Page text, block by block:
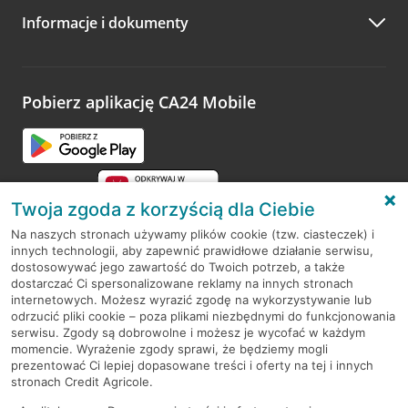
Zachęcamy do podzielenia się z nami opinią o wizycie.
opinie.
Informacje i dokumenty
Pobierz aplikację CA24 Mobile
RODO
Regulamin serwisu
Mapa serwisu
PolitykaCookies
Twoja zgoda z korzyścią dla Ciebie
Na naszych stronach używamy plików cookie (tzw. ciasteczek) i
innych technologii, aby zapewnić prawidłowe działanie serwisu,
dostosowywać jego zawartość do Twoich potrzeb, a także
dostarczać Ci spersonalizowane reklamy na innych stronach
internetowych. Możesz wyrazić zgodę na wykorzystywanie lub
odrzucić pliki cookie – poza plikami niezbędnymi do funkcjonowania
serwisu. Zgody są dobrowolne i możesz je wycofać w każdym
momencie. Wyrażenie zgody sprawi, że będziemy mogli
prezentować Ci lepiej dopasowane treści i oferty na tej i innych
stronach Credit Agricole.